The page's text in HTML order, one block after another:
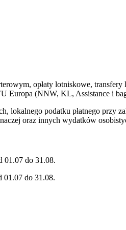
opłaty lotniskowe,
Europa (NNW, KL, Assistance i
lokalnego podatku płatnego przy
oraz innych wydatków
01.07 do 31.08.
01.07 do 31.08.